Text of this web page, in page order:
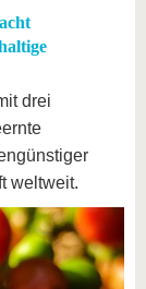
drei
weltweit.